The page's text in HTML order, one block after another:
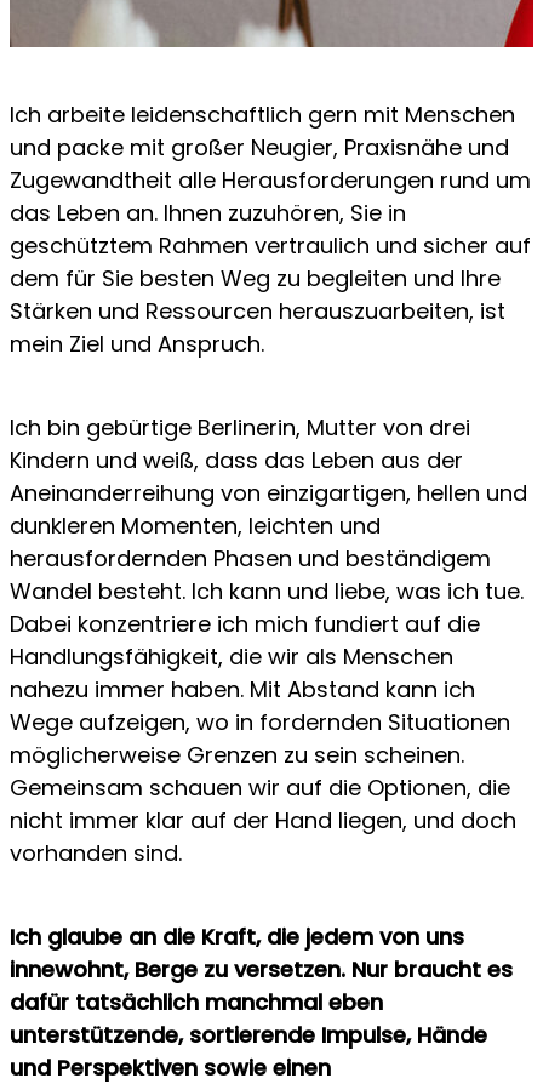
Ich arbeite leidenschaftlich gern mit Menschen
und packe mit großer Neugier, Praxisnähe und
Zugewandtheit alle Herausforderungen rund um
das Leben an. Ihnen zuzuhören, Sie in
geschütztem Rahmen vertraulich und sicher auf
dem für Sie besten Weg zu begleiten und Ihre
Stärken und Ressourcen herauszuarbeiten, ist
mein Ziel und Anspruch.
Ich bin gebürtige Berlinerin, Mutter von drei
Kindern und weiß, dass das Leben aus der
Aneinanderreihung von einzigartigen, hellen und
dunkleren Momenten, leichten und
herausfordernden Phasen und beständigem
Wandel besteht. Ich kann und liebe, was ich tue.
Dabei konzentriere ich mich fundiert auf die
Handlungsfähigkeit, die wir als Menschen
nahezu immer haben. Mit Abstand kann ich
Wege aufzeigen, wo in fordernden Situationen
möglicherweise Grenzen zu sein scheinen.
Gemeinsam schauen wir auf die Optionen, die
nicht immer klar auf der Hand liegen, und doch
vorhanden sind.
Ich glaube an die Kraft, die jedem von uns
innewohnt, Berge zu versetzen. Nur braucht es
dafür tatsächlich manchmal eben
unterstützende, sortierende Impulse, Hände
und Perspektiven sowie einen